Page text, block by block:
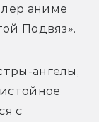
аниме
Подвяз».
ангелы,
с